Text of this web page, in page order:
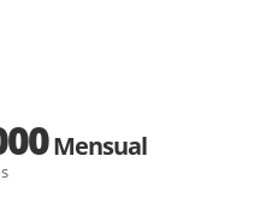
Mensual